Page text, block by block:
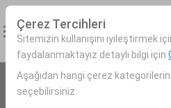
Çerez Tercihleri
Sitemizin kullanışını iyileştirmek
faydalanmaktayız detaylı bilgi için
Aşağıdan hangi çerez
seçebilirsiniz.
Alış Lokasyonu